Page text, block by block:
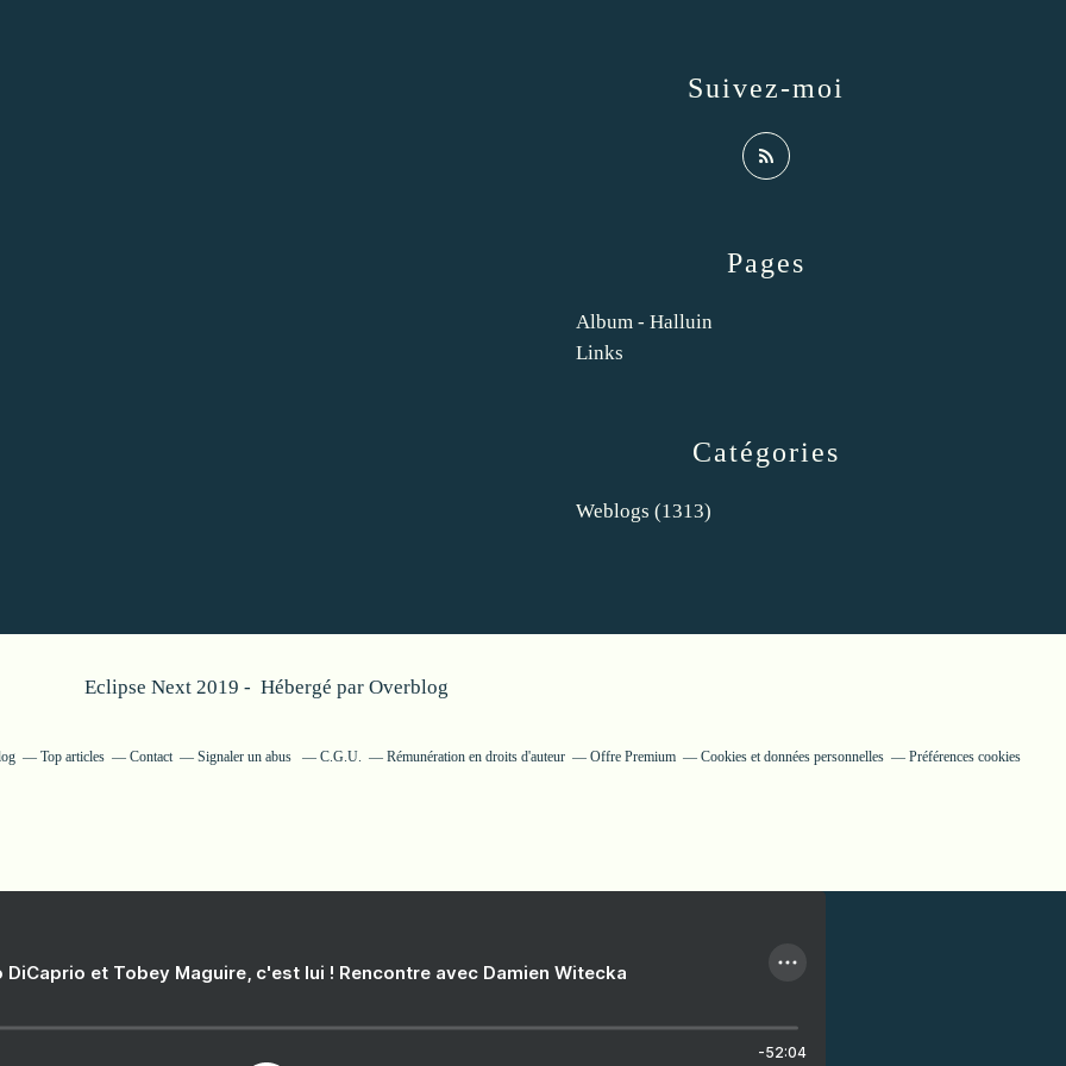
Catégories
Weblogs (1313)
Pages
Album - Halluin
Links
Suivez-moi
Eclipse Next 2019 - Hébergé par Overblog
Top articles Contact Signaler un abus C.G.U. Rémunération en droits d'auteur Offre Premium Cookies et données personnelles Préférences cookies
DiCaprio et Tobey Maguire, c'est lui ! Rencontre avec Damien Witecka
-52:04